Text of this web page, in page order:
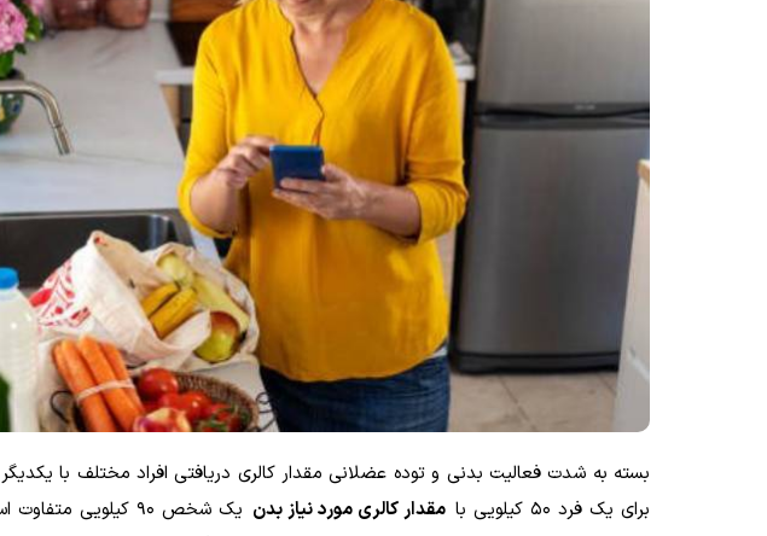
بسته به شدت فعالیت بدنی و توده عضلانی مقدار کالری دریافتی افراد مختلف با
برای یک فرد 50 کیلویی با
مقدار کالری مورد نیاز بدن
یک شخص 90